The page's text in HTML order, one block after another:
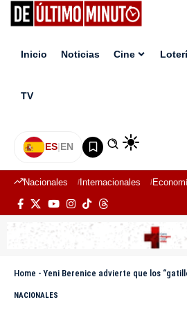
Inicio Noticias Cine
TV
ES|EN
Nacionales Internacionales
Home - Yeni Berenice advierte que los “gatillos alegres” enfrentarán
NACIONALES